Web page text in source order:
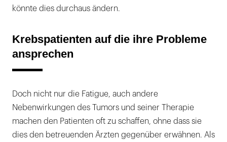
könnte dies durchaus ändern.
Krebspatienten auf die ihre Probleme
ansprechen
Doch nicht nur die Fatigue, auch andere
Nebenwirkungen des Tumors und seiner Therapie
machen den Patienten oft zu schaffen, ohne dass sie
dies den betreuenden Ärzten gegenüber erwähnen. Als